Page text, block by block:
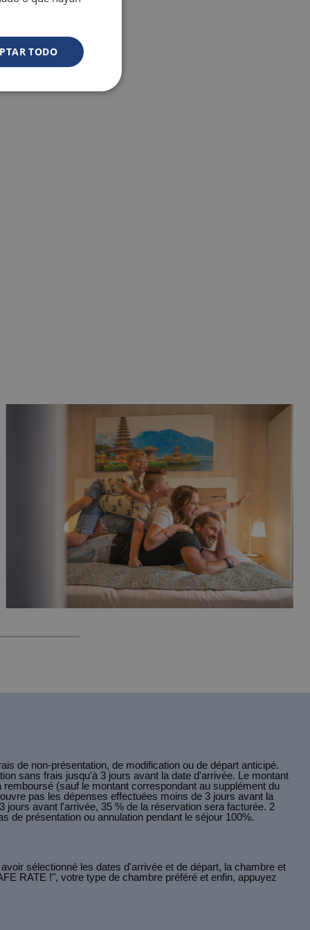
de non-présentation, de modification ou de départ anticipé.
sans frais jusqu'à 3 jours avant la date d'arrivée. Le montant
(sauf le montant correspondant au supplément du
pas les dépenses effectuées moins de 3 jours avant la
jours avant l'arrivée, 35 % de la réservation sera facturée. 2
de présentation ou annulation pendant le séjour 100%.
sélectionné les dates d'arrivée et de départ, la chambre et
RATE !", votre type de chambre préféré et enfin, appuyez
TODO